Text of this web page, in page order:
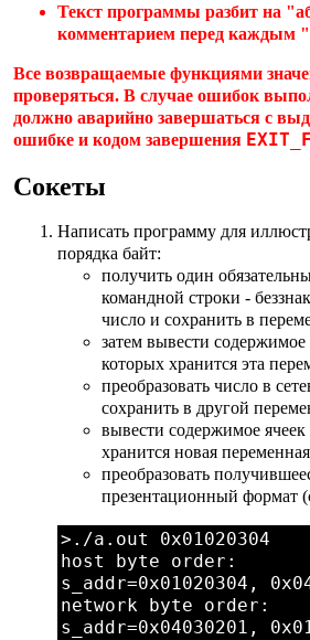
Текст программы разбит на
комментарием перед каждым
Все возвращаемые функциями
проверяться. В случае ошибок
должно аварийно завершаться с
ошибке и кодом завершения
Сокеты
Написать программу для
порядка байт:
получить один
командной строки -
число и сохранить в
затем вывести содержимое
которых хранится эта
преобразовать число в
сохранить в другой
вывести содержимое
хранится новая переменная
преобразовать
презентационный формат
>./a.out 0x01020304
host byte order:
s_addr=0x01020304,
network byte order:
s_addr=0x04030201,